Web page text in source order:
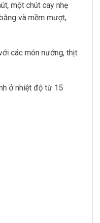
một chút cay nhẹ
và mềm mượt,
các món nướng, thịt
ở nhiệt độ từ 15